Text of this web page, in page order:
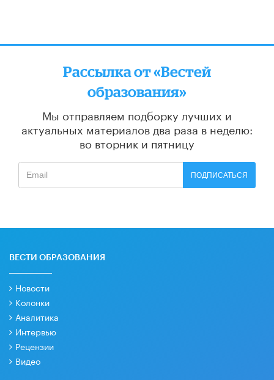
Рассылка от «Вестей
образования»
Мы отправляем подборку лучших и
актуальных материалов два раза в неделю:
во вторник и пятницу
ПОДПИСАТЬСЯ
ВЕСТИ ОБРАЗОВАНИЯ
Новости
Колонки
Аналитика
Интервью
Рецензии
Видео